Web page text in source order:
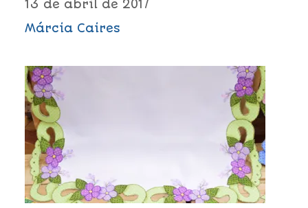
13 de abril de 2017
Márcia Caires